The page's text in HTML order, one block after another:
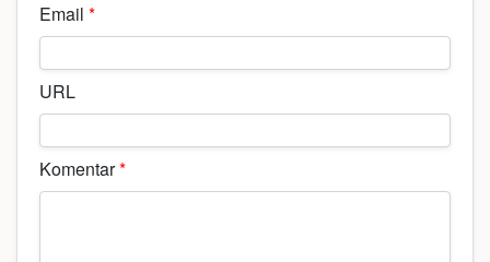
Email *
URL
Komentar*